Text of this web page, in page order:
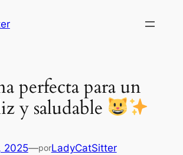
perfecta para un
y saludable
2025—porLadyCatSitter